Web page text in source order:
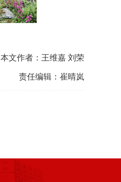
本文作者：王维嘉 刘荣
责任编辑：崔晴岚